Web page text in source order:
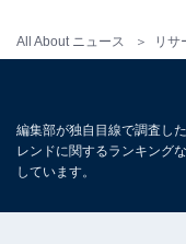
All About ニュース リサ
ろに自分の推す以
／愛知県）」「湊
て、細やかな気遣い
／兵庫県）」など、
集まっています。
編集部が独自目線で調査し
レンドに関するランキング
しています。